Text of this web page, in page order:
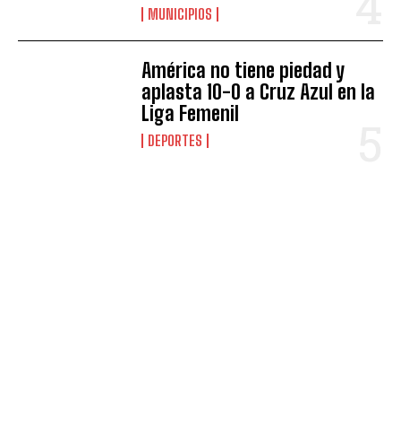
MUNICIPIOS
América no tiene piedad y
aplasta 10-0 a Cruz Azul en la
Liga Femenil
DEPORTES